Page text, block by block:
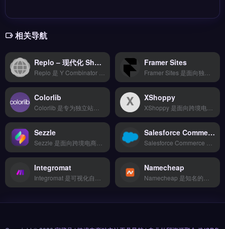
相关导航
Replo – 现代化 Shopify 无代码落地页平台 | 高返佣AI工具 Framer Sites
Colorlib XShoppy
Sezzle Salesforce Commerce Cloud
Integromat Namecheap